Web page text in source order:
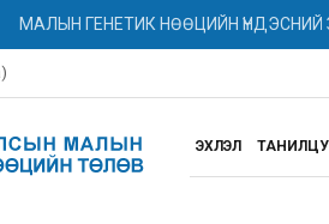
МАЛЫН ГЕНЕТИК НӨӨЦИЙН
ЭХЛЭЛ